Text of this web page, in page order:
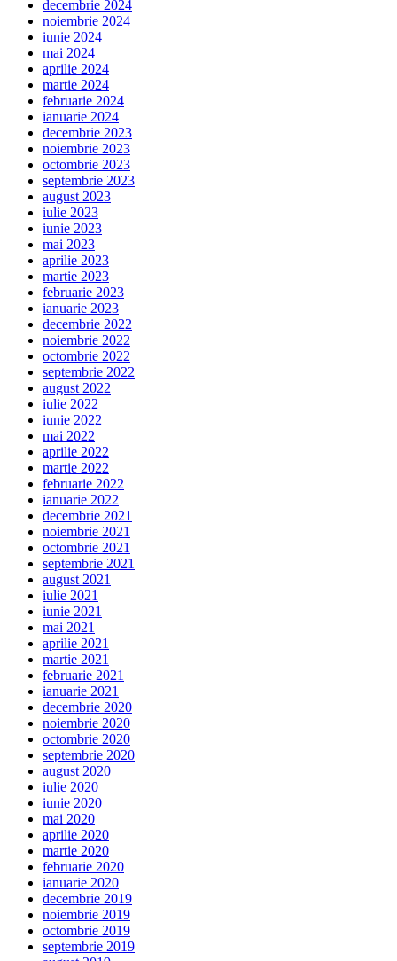
decembrie 2024
noiembrie 2024
iunie 2024
mai 2024
aprilie 2024
martie 2024
februarie 2024
ianuarie 2024
decembrie 2023
noiembrie 2023
octombrie 2023
septembrie 2023
august 2023
iulie 2023
iunie 2023
mai 2023
aprilie 2023
martie 2023
februarie 2023
ianuarie 2023
decembrie 2022
noiembrie 2022
octombrie 2022
septembrie 2022
august 2022
iulie 2022
iunie 2022
mai 2022
aprilie 2022
martie 2022
februarie 2022
ianuarie 2022
decembrie 2021
noiembrie 2021
octombrie 2021
septembrie 2021
august 2021
iulie 2021
iunie 2021
mai 2021
aprilie 2021
martie 2021
februarie 2021
ianuarie 2021
decembrie 2020
noiembrie 2020
octombrie 2020
septembrie 2020
august 2020
iulie 2020
iunie 2020
mai 2020
aprilie 2020
martie 2020
februarie 2020
ianuarie 2020
decembrie 2019
noiembrie 2019
octombrie 2019
septembrie 2019